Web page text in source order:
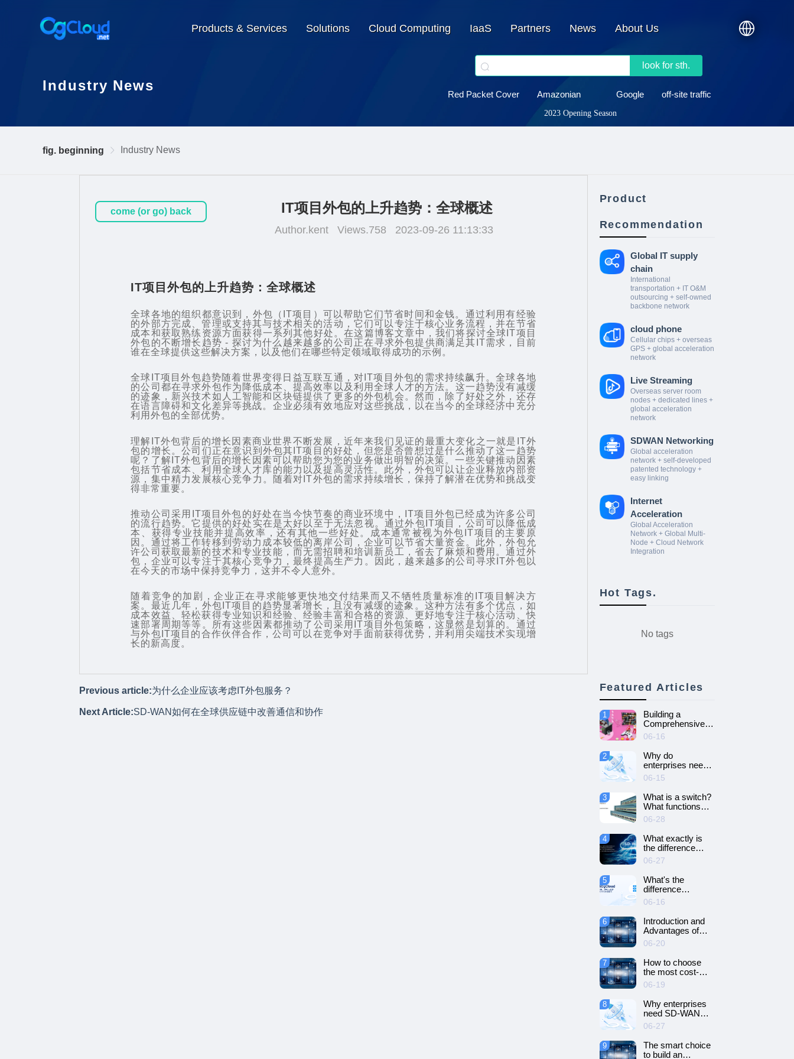
Products & Services Solutions Cloud Computing IaaS Partners News About Us
Industry News
look for sth.
Red Packet Cover Amazonian Google off-site traffic
2023 Opening Season
fig. beginning Industry News
come (or go) back IT项目外包的上升趋势：全球概述
Author.kent Views.758 2023-09-26 11:13:33
IT项目外包的上升趋势：全球概述
全球各地的组织都意识到，外包（IT项目）可以帮助它们节省时间和金钱。通过利用有经验
的外部方完成、管理或支持其与技术相关的活动，它们可以专注于核心业务流程，并在节省
成本和获取熟练资源方面获得一系列其他好处。在这篇博客文章中，我们将探讨全球IT项目
外包的不断增长趋势 - 探讨为什么越来越多的公司正在寻求外包提供商满足其IT需求，目前
谁在全球提供这些解决方案，以及他们在哪些特定领域取得成功的示例。
全球IT项目外包趋势随着世界变得日益互联互通，对IT项目外包的需求持续飙升。全球各地
的公司都在寻求外包作为降低成本、提高效率以及利用全球人才的方法。这一趋势没有减缓
的迹象，新兴技术如人工智能和区块链提供了更多的外包机会。然而，除了好处之外，还存
在语言障碍和文化差异等挑战。企业必须有效地应对这些挑战，以在当今的全球经济中充分
利用外包的全部优势。
理解IT外包背后的增长因素商业世界不断发展，近年来我们见证的最重大变化之一就是IT外
包的增长。公司们正在意识到外包其IT项目的好处，但您是否曾想过是什么推动了这一趋势
呢？了解IT外包背后的增长因素可以帮助您为您的业务做出明智的决策。一些关键推动因素
包括节省成本、利用全球人才库的能力以及提高灵活性。此外，外包可以让企业释放内部资
源，集中精力发展核心竞争力。随着对IT外包的需求持续增长，保持了解潜在优势和挑战变
得非常重要。
推动公司采用IT项目外包的好处在当今快节奏的商业环境中，IT项目外包已经成为许多公司
的流行趋势。它提供的好处实在是太好以至于无法忽视。通过外包IT项目，公司可以降低成
本、获得专业技能并提高效率，还有其他一些好处。成本通常被视为外包IT项目的主要原
因。通过将工作转移到劳动力成本较低的离岸公司，企业可以节省大量资金。此外，外包允
许公司获取最新的技术和专业技能，而无需招聘和培训新员工，省去了麻烦和费用。通过外
包，企业可以专注于其核心竞争力，最终提高生产力。因此，越来越多的公司寻求IT外包以
在今天的市场中保持竞争力，这并不令人意外。
随着竞争的加剧，企业正在寻求能够更快地交付结果而又不牺牲质量标准的IT项目解决方
案。最近几年，外包IT项目的趋势显著增长，且没有减缓的迹象。这种方法有多个优点，如
成本效益、轻松获得专业知识和经验、经验丰富和合格的资源、更好地专注于核心活动、快
速部署周期等等。所有这些因素都推动了公司采用IT项目外包策略，这显然是划算的。通过
与外包IT项目的合作伙伴合作，公司可以在竞争对手面前获得优势，并利用尖端技术实现增
长的新高度。
Previous article:为什么企业应该考虑IT外包服务？
Next Article:SD-WAN如何在全球供应链中改善通信和协作
Product
Recommendation
Global IT supply
chain
International
transportation + IT O&M
outsourcing + self-owned
backbone network
cloud phone
Cellular chips + overseas
GPS + global acceleration
network
Live Streaming
Overseas server room
nodes + dedicated lines +
global acceleration
network
SDWAN Networking
Global acceleration
network + self-developed
patented technology +
easy linking
Internet
Acceleration
Global Acceleration
Network + Global Multi-
Node + Cloud Network
Integration
Hot Tags.
No tags
Featured Articles
1
Building a
Comprehensive
Guide to Cloud
Gaming Platform
06-16
2
Why do
enterprises need
SD-WAN
networking and
How to choose
SD-WAN
networking?
06-15
3
What is a switch?
What functions
does it have?
06-28
4
What exactly is
the difference
between SD-WAN
and VPN?
06-27
5
What's the
difference
between cloud
servers and
dedicated
servers?
06-16
6
Introduction and
Advantages of
Cloud Server
06-20
7
How to choose
the most cost-
effective cloud
server and
dedicated server?
06-19
8
Why enterprises
need SD-WAN
networking？
06-27
9
The smart choice
to build an